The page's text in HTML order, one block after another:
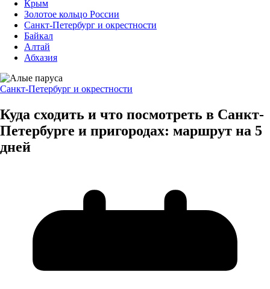
Крым
Золотое кольцо России
Санкт-Петербург и окрестности
Байкал
Алтай
Абхазия
Санкт-Петербург и окрестности
Куда сходить и что посмотреть в Санкт-
Петербурге и пригородах: маршрут на 5
дней